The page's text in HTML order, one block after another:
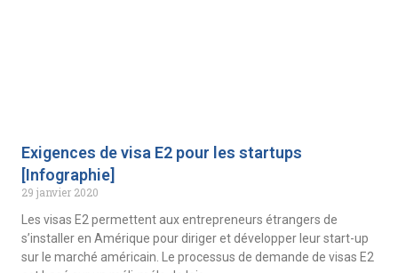
Exigences de visa E2 pour les startups
[Infographie]
29 janvier 2020
Les visas E2 permettent aux entrepreneurs étrangers de
s’installer en Amérique pour diriger et développer leur start-up
sur le marché américain. Le processus de demande de visas E2